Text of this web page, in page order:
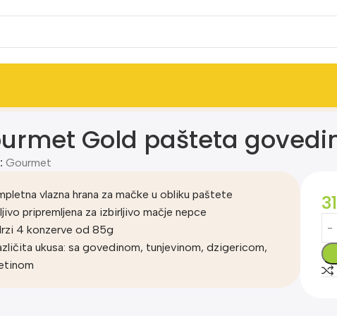
Gold pašteta
Gourmet
vlazna hrana za mačke u obliku paštete
pripremljena za izbirljivo mačje nepce
4 konzerve od 85g
ukusa: sa govedinom, tunjevinom, dzigericom,